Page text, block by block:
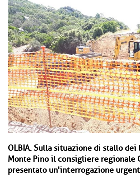
OLBIA. Sulla situazione di stallo dei
Monte Pino il consigliere regionale
presentato un'interrogazione